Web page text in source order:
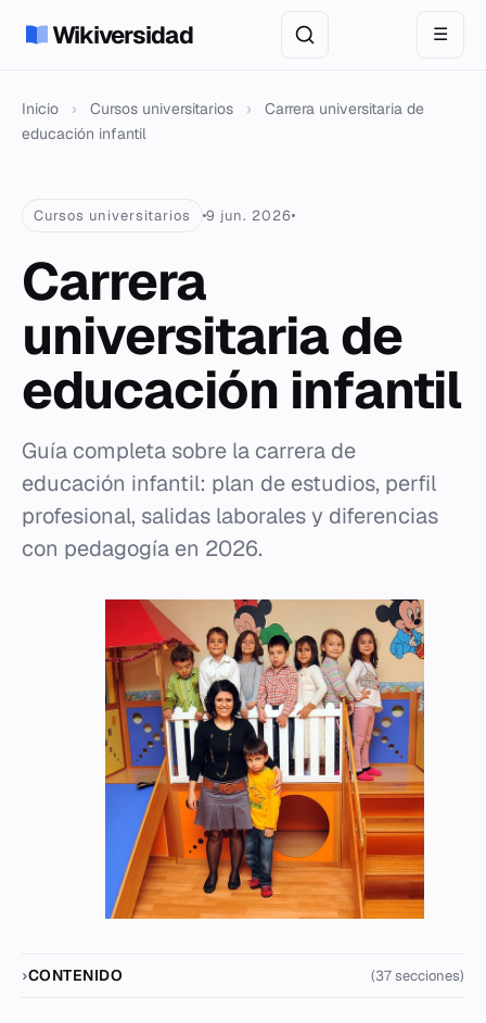
Wikiversidad ☰
Inicio › Cursos universitarios ›
Carrera universitaria de
educación infantil
Cursos universitarios 9 jun. 2026
Carrera
universitaria de
educación infantil
Guía completa sobre la carrera de
educación infantil: plan de estudios, perfil
profesional, salidas laborales y diferencias
con pedagogía en 2026.
CONTENIDO (37 secciones)